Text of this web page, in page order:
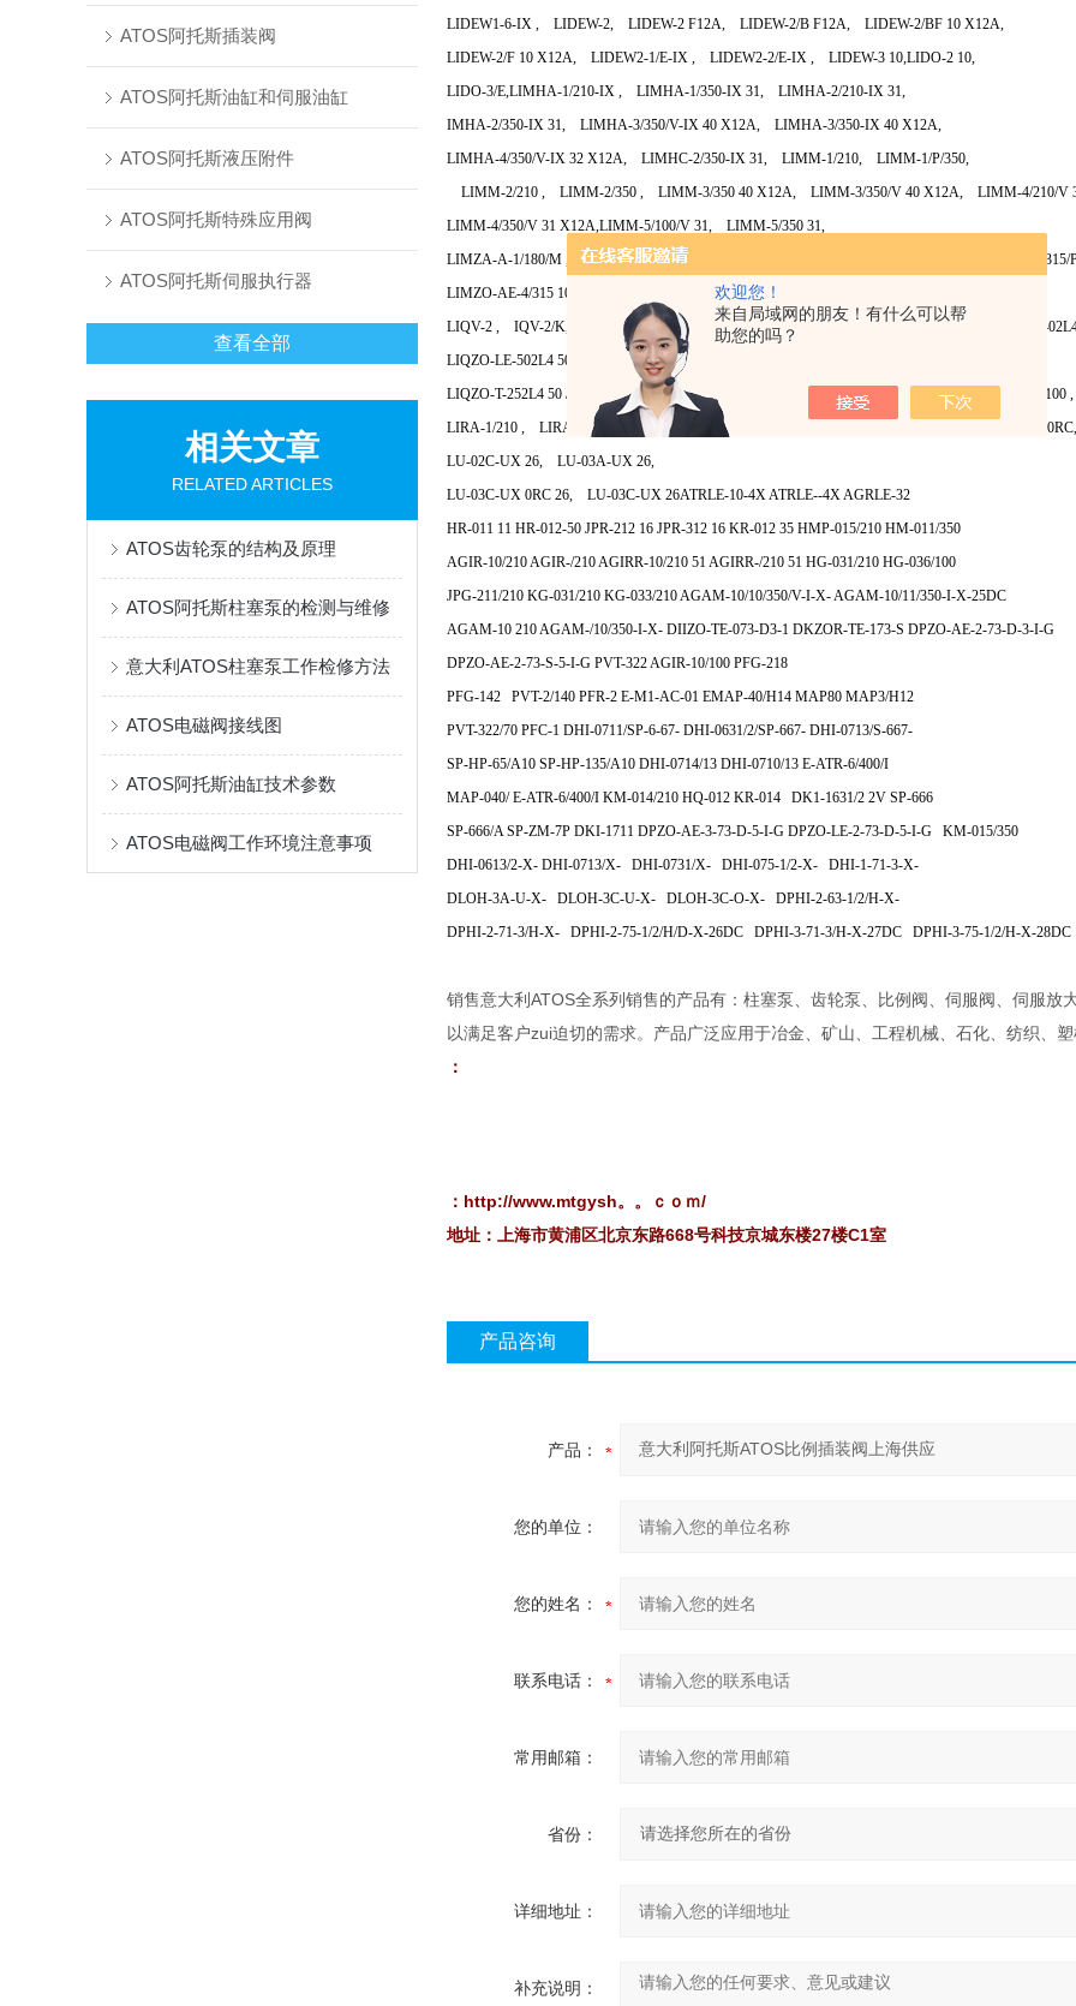
欢迎您！
来自局域网的朋友！有什么可以帮
助您的吗？
ATOS阿托斯插装阀
ATOS阿托斯油缸和伺服油缸
ATOS阿托斯液压附件
ATOS阿托斯特殊应用阀
ATOS阿托斯伺服执行器
查看全部
相关文章
RELATED ARTICLES
ATOS齿轮泵的结构及原理
ATOS阿托斯柱塞泵的检测与维修
意大利ATOS柱塞泵工作检修方法
ATOS电磁阀接线图
ATOS阿托斯油缸技术参数
ATOS电磁阀工作环境注意事项
LIDEW1-6-IX , LIDEW-2, LIDEW-2 F12A, LIDEW-2/B F12A, LIDEW-2/BF 10 X12A,
LIDEW-2/F 10 X12A, LIDEW2-1/E-IX , LIDEW2-2/E-IX , LIDEW-3 10,LIDO-2 10,
LIDO-3/E,LIMHA-1/210-IX , LIMHA-1/350-IX 31, LIMHA-2/210-IX 31,
IMHA-2/350-IX 31, LIMHA-3/350/V-IX 40 X12A, LIMHA-3/350-IX 40 X12A,
LIMHA-4/350/V-IX 32 X12A, LIMHC-2/350-IX 31, LIMM-1/210, LIMM-1/P/350,
LIMM-2/210 , LIMM-2/350 , LIMM-3/350 40 X12A, LIMM-3/350/V 40 X12A, LIMM-4/210/V
LIMM-4/350/V 31 X12A,LIMM-5/100/V 31, LIMM-5/350 31,
LIMZA-A-1/180/M , LIMZA-A-3/180/M 40, LIMZO-A-3/210, LIMZO-A-4/210, LIMZO-A-5/315/
LIMZO-AE-4/315 10, LIMZO-TER-4/210 50, LIMZO-TER-4/210/I,
LIQV-2 , IQV-2/K, LIQZO-A-252S4, LIQZO-L-252L4 50, LIQZO-L-322L4 50, LIQZO-LE-
LIQZO-LE-502L4 50, LIQZO-LE-632L4 51, LIQZO-T-252L4,
LIQZO-T-252L4 50 /PE, LIQZO-T-322L4 50, LIQZO-T-402L4, LIQZO-TE-322L4 50, LIRA-1/100
LIRA-1/210 , LIRA-2/210/V , LIRA-3/100, LIRA-4/210/V 11, LIRZO-A-1/210, LU-02C-UX
LU-02C-UX 26, LU-03A-UX 26,
LU-03C-UX 0RC 26, LU-03C-UX 26ATRLE-10-4X ATRLE--4X AGRLE-32
HR-011 11 HR-012-50 JPR-212 16 JPR-312 16 KR-012 35 HMP-015/210 HM-011/350
AGIR-10/210 AGIR-/210 AGIRR-10/210 51 AGIRR-/210 51 HG-031/210 HG-036/100
JPG-211/210 KG-031/210 KG-033/210 AGAM-10/10/350/V-I-X- AGAM-10/11/350-I-X-25DC
AGAM-10 210 AGAM-/10/350-I-X- DIIZO-TE-073-D3-1 DKZOR-TE-173-S DPZO-AE-2-73-D-3-I-G
DPZO-AE-2-73-S-5-I-G PVT-322 AGIR-10/100 PFG-218
PFG-142 PVT-2/140 PFR-2 E-M1-AC-01 EMAP-40/H14 MAP80 MAP3/H12
PVT-322/70 PFC-1 DHI-0711/SP-6-67- DHI-0631/2/SP-667- DHI-0713/S-667-
SP-HP-65/A10 SP-HP-135/A10 DHI-0714/13 DHI-0710/13 E-ATR-6/400/I
MAP-040/ E-ATR-6/400/I KM-014/210 HQ-012 KR-014 DK1-1631/2 2V SP-666
SP-666/A SP-ZM-7P DKI-1711 DPZO-AE-3-73-D-5-I-G DPZO-LE-2-73-D-5-I-G KM-015/350
DHI-0613/2-X- DHI-0713/X- DHI-0731/X- DHI-075-1/2-X- DHI-1-71-3-X-
DLOH-3A-U-X- DLOH-3C-U-X- DLOH-3C-O-X- DPHI-2-63-1/2/H-X-
DPHI-2-71-3/H-X- DPHI-2-75-1/2/H/D-X-26DC DPHI-3-71-3/H-X-27DC DPHI-3-75-1/2/H-X-28DC
销售意大利ATOS全系列销售的产品有：柱塞泵、齿轮泵、比例阀、伺服阀、伺服
以满足客户zui迫切的需求。产品广泛应用于冶金、矿山、工程机械、石化、纺织、塑
：
：http://www.mtgysh。。ｃｏｍ/
地址：上海市黄浦区北京东路668号科技京城东楼27楼C1室
产品咨询
产品：
您的单位：
您的姓名：
联系电话：
常用邮箱：
省份：
详细地址：
补充说明：